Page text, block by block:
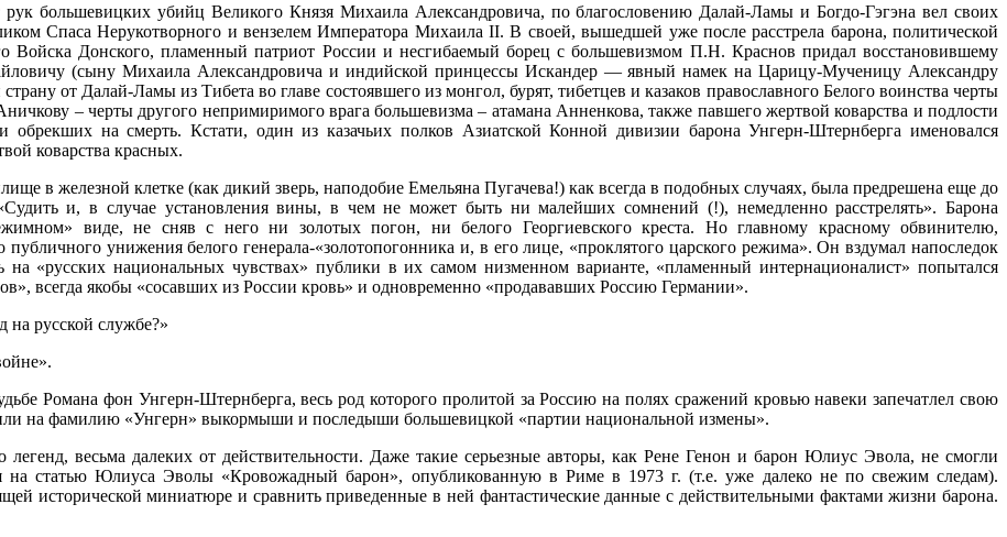
большевицких убийц Великого Князя Михаила Александровича, по благословению Далай-Ламы и Богдо-Гэгэна вел своих
Спаса Нерукотворного и вензелем Императора Михаила II. В своей, вышедшей уже после расстрела барона, политической
Войска Донского, пламенный патриот России и несгибаемый борец с большевизмом П.Н. Краснов придал восстановившему
(сыну Михаила Александровича и индийской принцессы Искандер — явный намек на Царицу-Мученицу Александру
от Далай-Ламы из Тибета во главе состоявшего из монгол, бурят, тибетцев и казаков православного Белого воинства черты
– черты другого непримиримого врага большевизма – атамана Анненкова, также павшего жертвой коварства и подлости
обрекших на смерть. Кстати, один из казачьих полков Азиатской Конной дивизии барона Унгерн-Штернберга именовался
коварства красных.
в железной клетке (как дикий зверь, наподобие Емельяна Пугачева!) как всегда в подобных случаях, была предрешена еще до
и, в случае установления вины, в чем не может быть ни малейших сомнений (!), немедленно расстрелять». Барона
виде, не сняв с него ни золотых погон, ни белого Георгиевского креста. Но главному красному обвинителю,
унижения белого генерала-«золотопогонника и, в его лице, «проклятого царского режима». Он вздумал напоследок
«русских национальных чувствах» публики в их самом низменном варианте, «пламенный интернационалист» попытался
всегда якобы «сосавших из России кровь» и одновременно «продававших Россию Германии».
на русской службе?»
Романа фон Унгерн-Штернберга, весь род которого пролитой за Россию на полях сражений кровью навеки запечатлел свою
на фамилию «Унгерн» выкормыши и последыши большевицкой «партии национальной измены».
весьма далеких от действительности. Даже такие серьезные авторы, как Рене Генон и барон Юлиус Эвола, не смогли
на статью Юлиуса Эволы «Кровожадный барон», опубликованную в Риме в 1973 г. (т.е. уже далеко не по свежим следам).
исторической миниатюре и сравнить приведенные в ней фантастические данные с действительными фактами жизни барона.